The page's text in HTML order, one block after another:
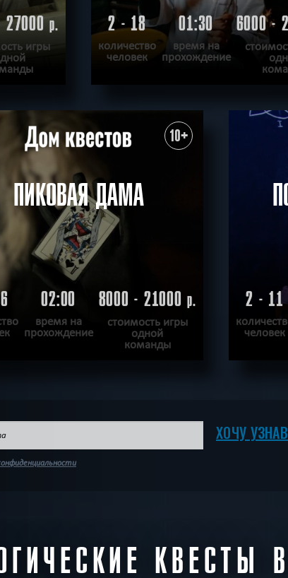
27000р.
игры
2 - 18
количество
человек
01:30
время на
прохождение
6000 -
ХОЧУ ПРОЙТИ КВЕСТ ПРОЙДЕН
10+
ПИКОВАЯ ДАМА
02:00
время на
прохождение
8000 - 21000р.
стоимость игры
одной
команды
2 - 11
человек
ХОЧУ
КВЕСТЫ